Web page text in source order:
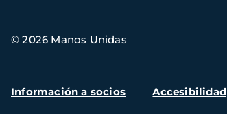
de
© 2026 Manos Unidas
Menú
Información a socios Accesibilidad